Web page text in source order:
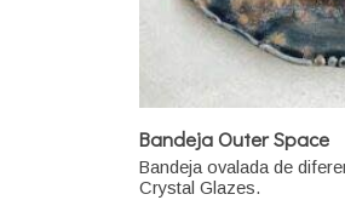
Bandeja Outer Space
Bandeja ovalada de
Crystal Glazes.